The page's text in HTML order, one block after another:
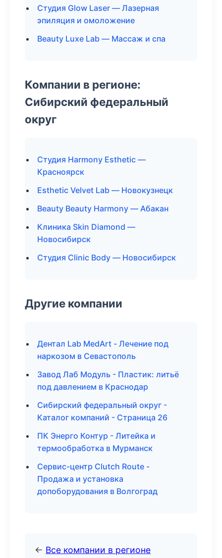
Студия Glow Laser — Лазерная
эпиляция и омоложение
Beauty Luxe Lab — Массаж и спа
Компании в регионе:
Сибирский федеральный
округ
Студия Harmony Esthetic —
Красноярск
Esthetic Velvet Lab — Новокузнецк
Beauty Beauty Harmony — Абакан
Клиника Skin Diamond —
Новосибирск
Студия Clinic Body — Новосибирск
Другие компании
Дентал Lab MedArt - Лечение под
наркозом в Севастополь
Завод Лаб Модуль - Пластик: литьё
под давлением в Краснодар
Сибирский федеральный округ -
Каталог компаний - Страница 26
ПК Энерго Контур - Литейка и
термообработка в Мурманск
Сервис-центр Clutch Route -
Продажа и установка
допоборудования в Волгоград
← Все компании в регионе